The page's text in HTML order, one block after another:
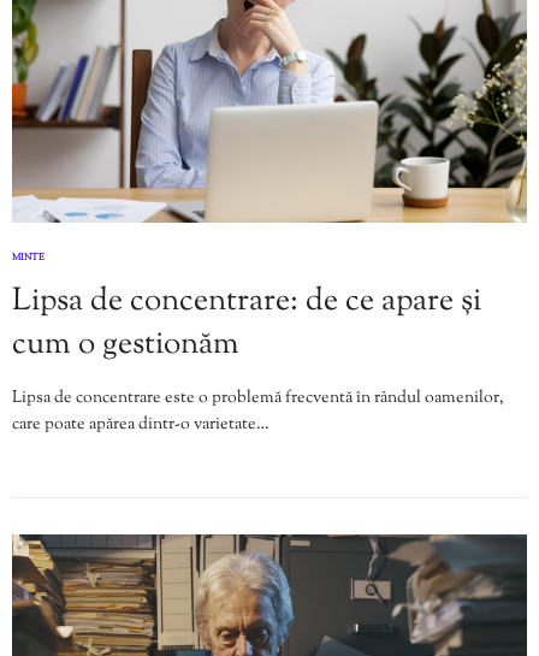
MINTE
Lipsa de concentrare: de ce apare și
cum o gestionăm
Lipsa de concentrare este o problemă frecventă în rândul oamenilor,
care poate apărea dintr-o varietate…